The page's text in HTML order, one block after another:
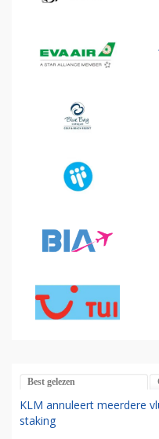
Best gelezen
KLM annuleert meerdere
staking